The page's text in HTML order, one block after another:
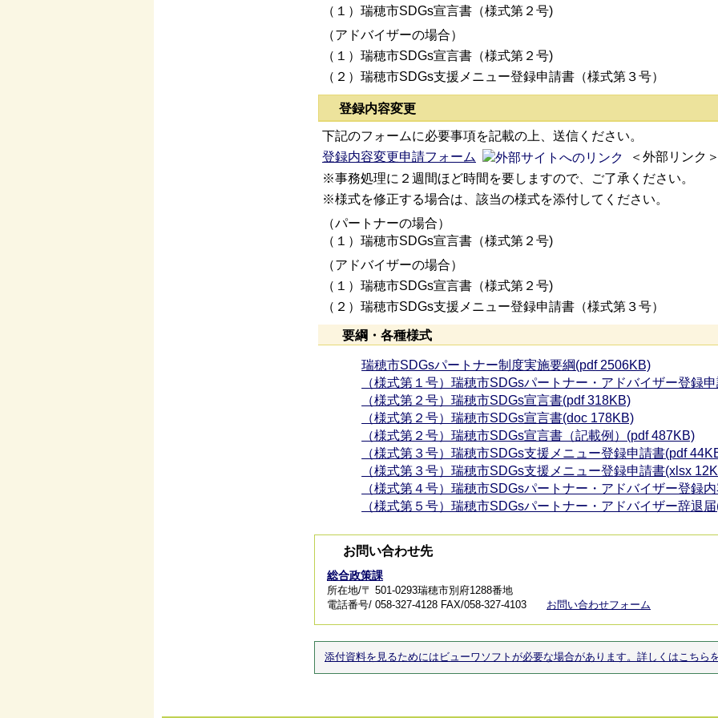
（１）瑞穂市SDGs宣言書（様式第２号)
（アドバイザーの場合）
（１）瑞穂市SDGs宣言書（様式第２号)
（２）瑞穂市SDGs支援メニュー登録申請書（様式第３号）
登録内容変更
下記のフォームに必要事項を記載の上、送信ください。
登録内容変更申請フォーム
＜外部リンク
※事務処理に２週間ほど時間を要しますので、ご了承ください。
※様式を修正する場合は、該当の様式を添付してください。
（パートナーの場合）
（１）瑞穂市SDGs宣言書（様式第２号)
（アドバイザーの場合）
（１）瑞穂市SDGs宣言書（様式第２号)
（２）瑞穂市SDGs支援メニュー登録申請書（様式第３号）
要綱・各種様式
瑞穂市SDGsパートナー制度実施要綱(pdf 2506KB)
（様式第１号）瑞穂市SDGsパートナー・アドバイザー登録
（様式第２号）瑞穂市SDGs宣言書(pdf 318KB)
（様式第２号）瑞穂市SDGs宣言書(doc 178KB)
（様式第２号）瑞穂市SDGs宣言書（記載例）(pdf 487KB)
（様式第３号）瑞穂市SDGs支援メニュー登録申請書(pdf
（様式第３号）瑞穂市SDGs支援メニュー登録申請書(xlsx
（様式第４号）瑞穂市SDGsパートナー・アドバイザー登録
（様式第５号）瑞穂市SDGsパートナー・アドバイザー辞退
お問い合わせ先
総合政策課
所在地/〒 501-0293瑞穂市別府1288番地
電話番号/ 058-327-4128 FAX/058-327-4103 お問い合わせフォーム
添付資料を見るためにはビューワソフトが必要な場合があります。詳しくはこちら